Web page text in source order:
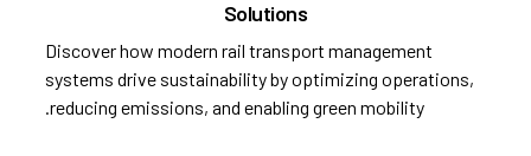
Solutions
Discover how modern rail transport management
systems drive sustainability by optimizing operations,
reducing emissions, and enabling green mobility.